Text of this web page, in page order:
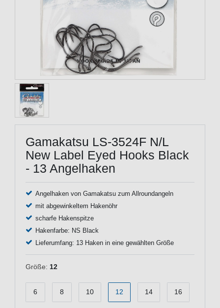
Gamakatsu LS-3524F N/L
New Label Eyed Hooks Black
- 13 Angelhaken
Angelhaken von Gamakatsu zum Allroundangeln
mit abgewinkeltem Hakenöhr
scharfe Hakenspitze
Hakenfarbe: NS Black
Lieferumfang: 13 Haken in eine gewählten Größe
Größe: 12
6 8 10 12 14 16